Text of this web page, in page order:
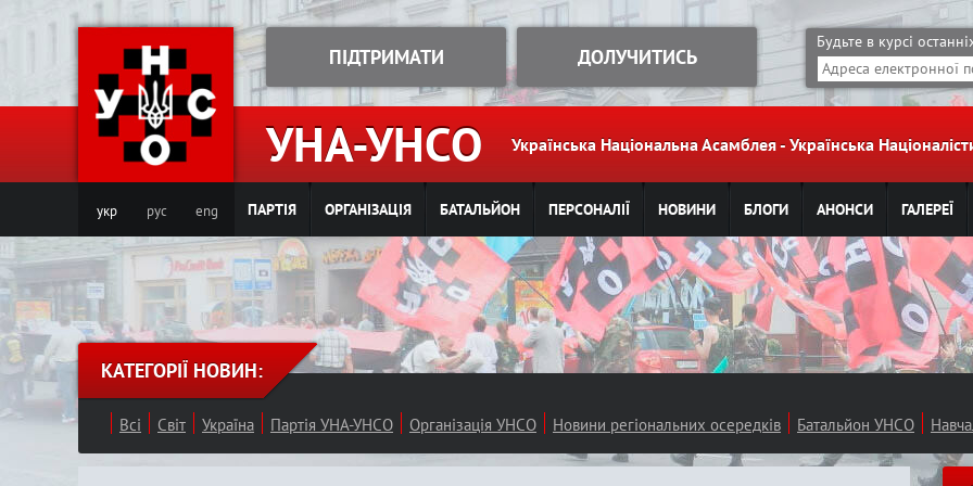
УНА-УНСО Українська Національна Асамблея - Українська
ПІДТРИМАТИ ДОЛУЧИТИСЬ
Будьте в курсі
укр рус eng ПАРТІЯ ОРГАНІЗАЦІЯ БАТАЛЬЙОН ПЕРСОНАЛІЇ НОВИНИ БЛОГИ АНОНСИ ГАЛЕРЕЇ
КАТЕГОРІЇ НОВИН:
Всі Світ Україна Партія УНА-УНСО Організація УНСО Новини регіональних осередків Батальйон УНСО